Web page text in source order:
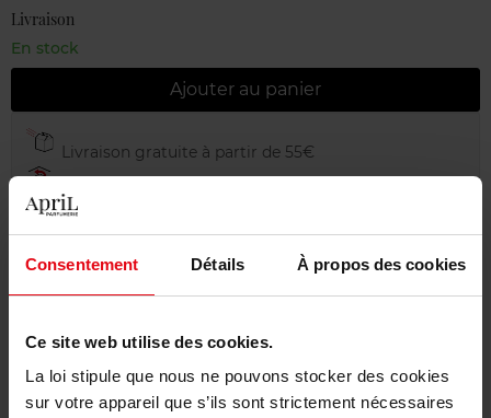
Consentement Détails À propos des cookies
Ce site web utilise des cookies.
La loi stipule que nous ne pouvons stocker des cookies
sur votre appareil que s’ils sont strictement nécessaires
Livraison
En stock
Ajouter au panier
Livraison gratuite à partir de 55€
Retour gratuit dans votre magasin
Description